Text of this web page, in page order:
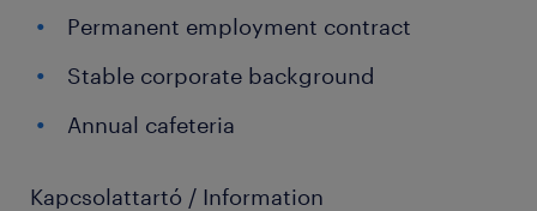
Permanent employment contract
Stable corporate background
Annual cafeteria
Kapcsolattartó / Information